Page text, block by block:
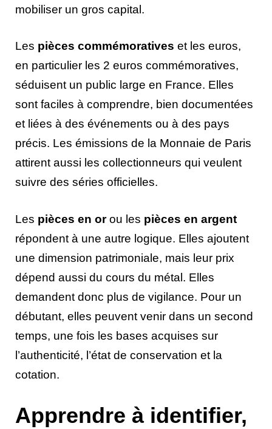
mobiliser un gros capital.
Les pièces commémoratives et les euros,
en particulier les 2 euros commémoratives,
séduisent un public large en France. Elles
sont faciles à comprendre, bien documentées
et liées à des événements ou à des pays
précis. Les émissions de la Monnaie de Paris
attirent aussi les collectionneurs qui veulent
suivre des séries officielles.
Les pièces en orou les pièces en argent
répondent à une autre logique. Elles ajoutent
une dimension patrimoniale, mais leur prix
dépend aussi du cours du métal. Elles
demandent donc plus de vigilance. Pour un
débutant, elles peuvent venir dans un second
temps, une fois les bases acquises sur
l’authenticité, l’état de conservation et la
cotation.
Apprendre à identifier,